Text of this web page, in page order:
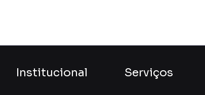
Institucional Serviços